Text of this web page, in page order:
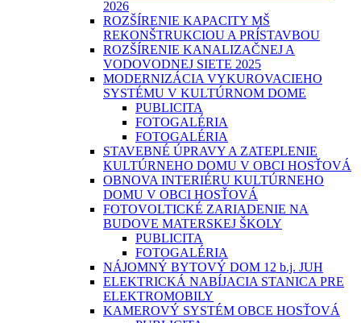
2026
ROZŠÍRENIE KAPACITY MŠ
REKONŠTRUKCIOU A PRÍSTAVBOU
ROZŠÍRENIE KANALIZAČNEJ A
VODOVODNEJ SIETE 2025
MODERNIZÁCIA VYKUROVACIEHO
SYSTÉMU V KULTÚRNOM DOME
PUBLICITA
FOTOGALÉRIA
FOTOGALÉRIA
STAVEBNÉ ÚPRAVY A ZATEPLENIE
KULTÚRNEHO DOMU V OBCI HOSŤOVÁ
OBNOVA INTERIÉRU KULTÚRNEHO
DOMU V OBCI HOSŤOVÁ
FOTOVOLTICKÉ ZARIADENIE NA
BUDOVE MATERSKEJ ŠKOLY
PUBLICITA
FOTOGALÉRIA
NÁJOMNÝ BYTOVÝ DOM 12 b.j. JUH
ELEKTRICKÁ NABÍJACIA STANICA PRE
ELEKTROMOBILY
KAMEROVÝ SYSTÉM OBCE HOSŤOVÁ